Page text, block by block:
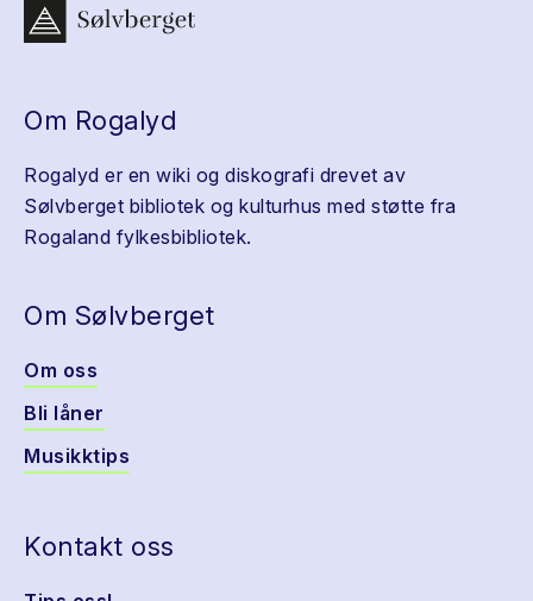
Om Rogalyd
Rogalyd er en wiki og diskografi drevet av
Sølvberget bibliotek og kulturhus med støtte fra
Rogaland fylkesbibliotek.
Om Sølvberget
Om oss
Bli låner
Musikktips
Kontakt oss